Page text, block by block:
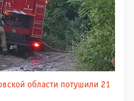
области потушили 21